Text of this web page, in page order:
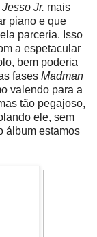
Jr. mais
piano e que
parceria. Isso
a espetacular
bem poderia
fases Madman
valendo para a
tão pegajoso,
ele, sem
álbum estamos